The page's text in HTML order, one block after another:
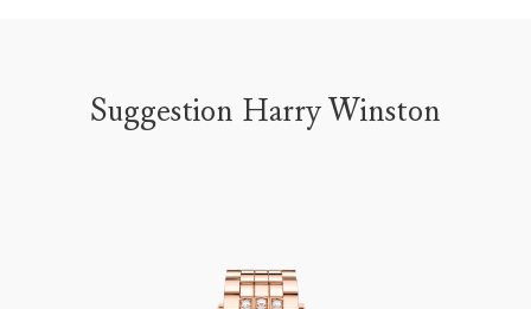
Suggestion Harry Winston